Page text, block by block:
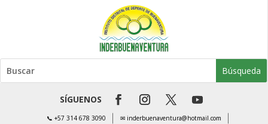
SÍGUENOS
📞 +57 314 678 3090 ✉ inderbuenaventura@hotmail.com